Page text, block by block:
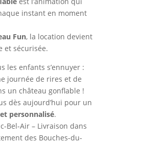
instant en moment
Fun, la location devient
et sécurisée.
les enfants s’ennuyer :
journée de rires et de
un château gonflable !
dès aujourd’hui pour un
personnalisé.
Bel-Air – Livraison dans
des Bouches-du-